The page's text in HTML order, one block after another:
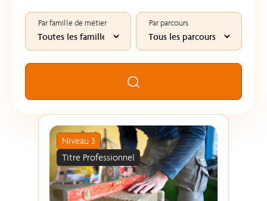
Par famille de métier Par parcours
Rechercher
Niveau 3
Titre Professionnel